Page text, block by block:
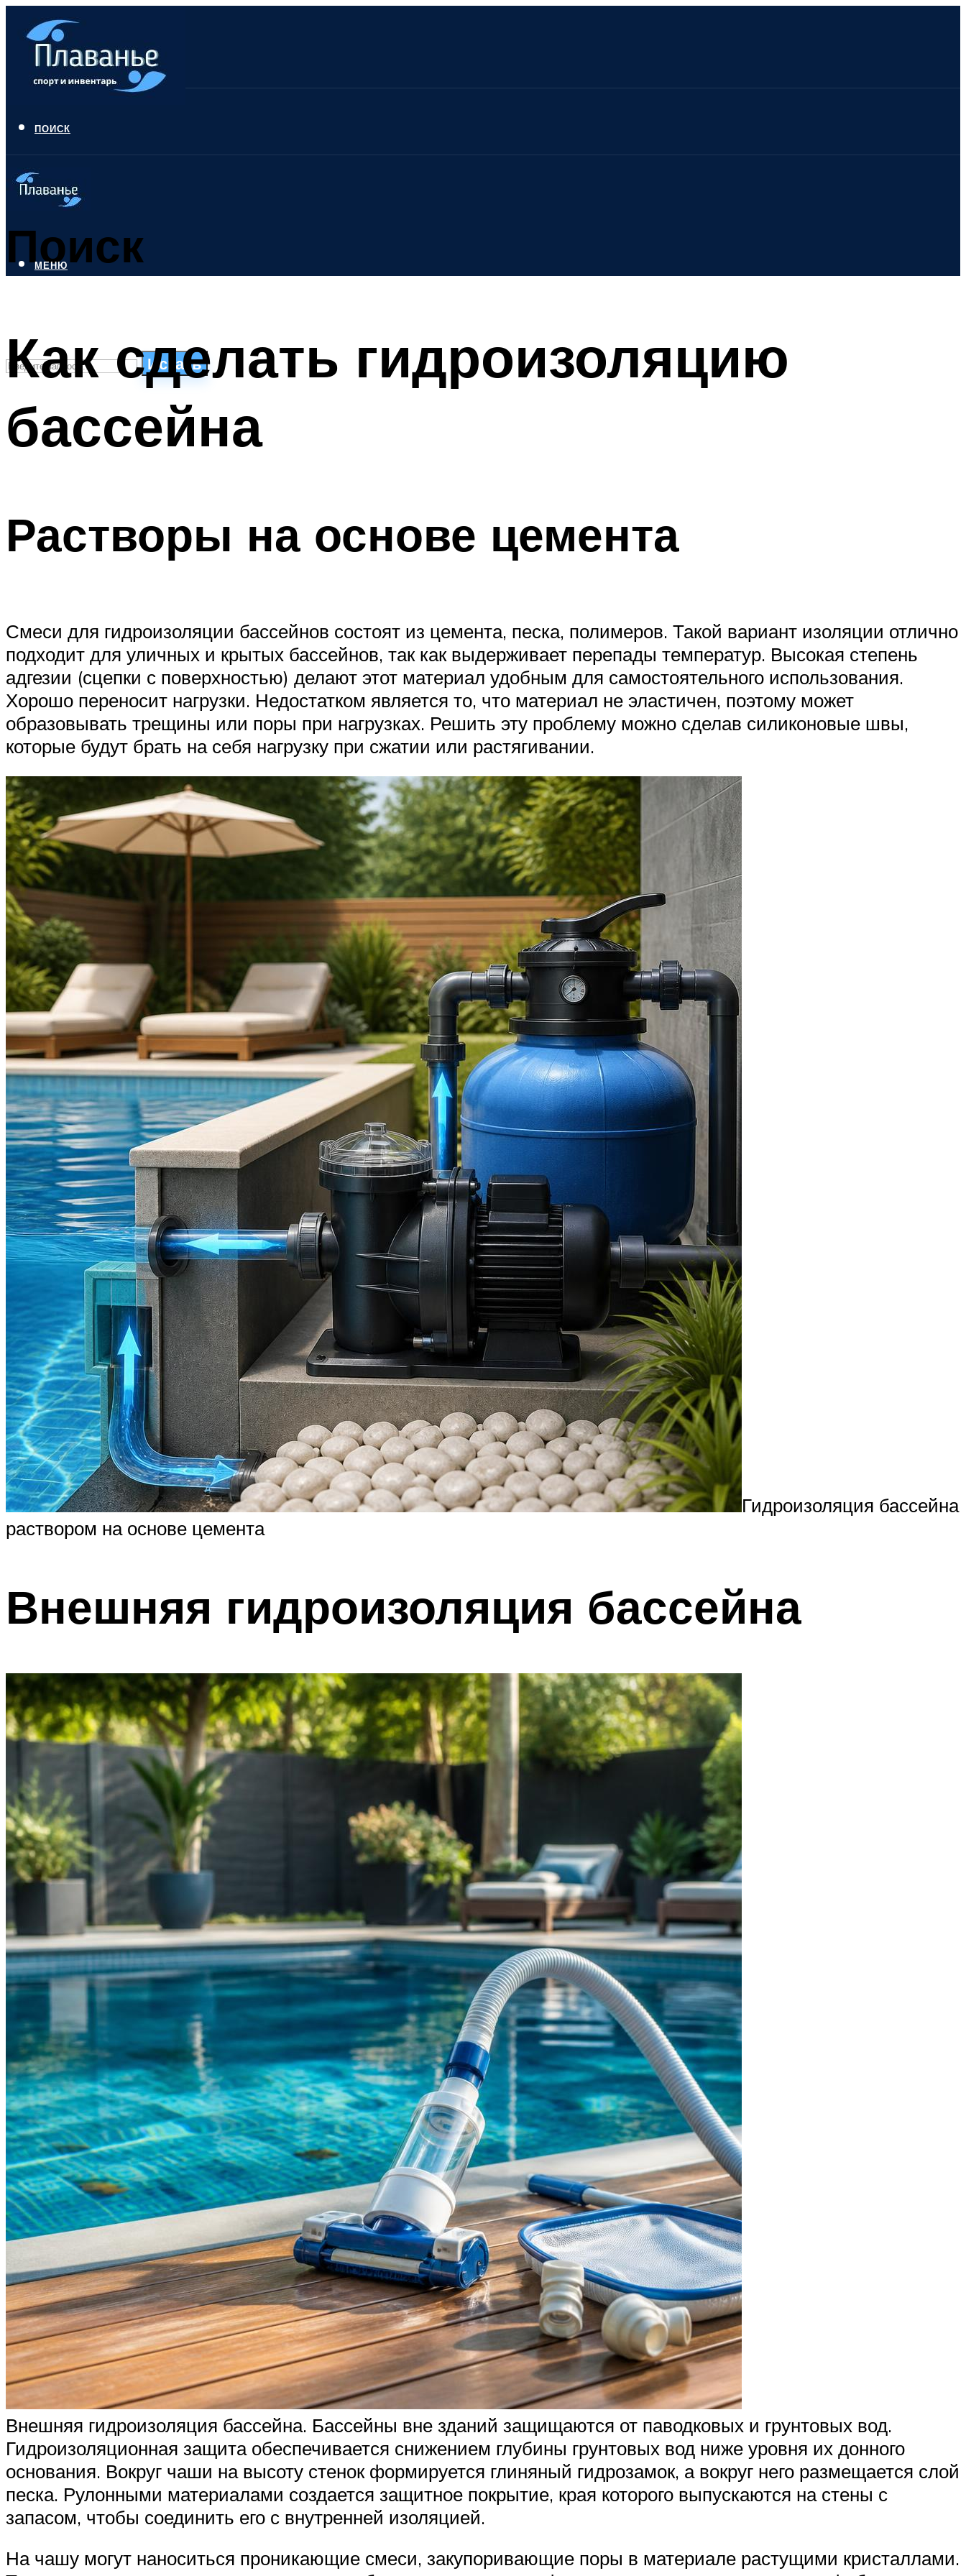
ПОИСК
Поиск
Искать
СТИЛИ ПЛАВАНЬЯ
ПЛАВАНЬЕ ДЛЯ ДЕТЕЙ
ПЛАВАНЬЕ ДЛЯ ПОХУДЕНИЯ
МЕНЮ
МЕНЮ
Как сделать гидроизоляцию
бассейна
Растворы на основе цемента
Смеси для гидроизоляции бассейнов состоят из цемента, песка, полимеров. Такой вариант изоляции отлично
подходит для уличных и крытых бассейнов, так как выдерживает перепады температур. Высокая степень
адгезии (сцепки с поверхностью) делают этот материал удобным для самостоятельного использования.
Хорошо переносит нагрузки. Недостатком является то, что материал не эластичен, поэтому может
образовывать трещины или поры при нагрузках. Решить эту проблему можно сделав силиконовые швы,
которые будут брать на себя нагрузку при сжатии или растягивании.
Гидроизоляция бассейна
раствором на основе цемента
Внешняя гидроизоляция бассейна
Внешняя гидроизоляция бассейна. Бассейны вне зданий защищаются от паводковых и грунтовых вод.
Гидроизоляционная защита обеспечивается снижением глубины грунтовых вод ниже уровня их донного
основания. Вокруг чаши на высоту стенок формируется глиняный гидрозамок, а вокруг него размещается слой
песка. Рулонными материалами создается защитное покрытие, края которого выпускаются на стены с
запасом, чтобы соединить его с внутренней изоляцией.
На чашу могут наноситься проникающие смеси, закупоривающие поры в материале растущими кристаллами.